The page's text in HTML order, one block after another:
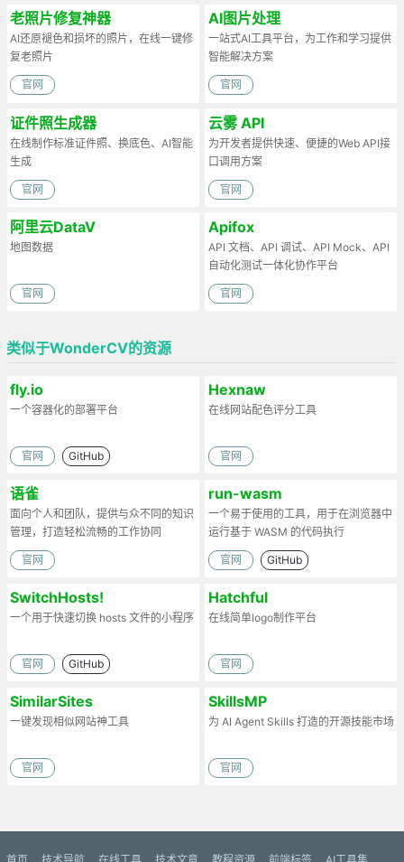
老照片修复神器
AI还原褪色和损坏的照片，在线一键修
复老照片
官网
AI图片处理
一站式AI工具平台，为工作和学习提供
智能解决方案
官网
证件照生成器
在线制作标准证件照、换底色、AI智能
生成
官网
云雾 API
为开发者提供快速、便捷的Web API接
口调用方案
官网
阿里云DataV
地图数据
官网
Apifox
API 文档、API 调试、API Mock、API
自动化测试一体化协作平台
官网
类似于WonderCV的资源
fly.io
一个容器化的部署平台
官网 GitHub
Hexnaw
在线网站配色评分工具
官网
语雀
面向个人和团队，提供与众不同的知识
管理，打造轻松流畅的工作协同
官网
run-wasm
一个易于使用的工具，用于在浏览器中
运行基于 WASM 的代码执行
官网 GitHub
SwitchHosts!
一个用于快速切换 hosts 文件的小程序
官网 GitHub
Hatchful
在线简单logo制作平台
官网
SimilarSites
一键发现相似网站神工具
官网
SkillsMP
为 AI Agent Skills 打造的开源技能市场
官网